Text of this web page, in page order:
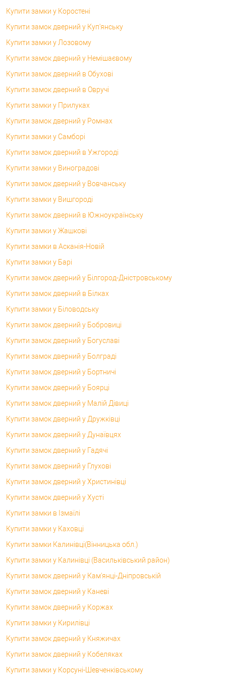
Купити замки у Коростені
Купити замок дверний у Куп'янську
Купити замки у Лозовому
Купити замок дверний у Немішаєвому
Купити замок дверний в Обухові
Купити замок дверний в Овручі
Купити замки у Прилуках
Купити замок дверний у Ромнах
Купити замки у Самборі
Купити замок дверний в Ужгороді
Купити замки у Виноградові
Купити замок дверний у Вовчанську
Купити замки у Вишгороді
Купити замок дверний в Южноукраїнську
Купити замки у Жашкові
Купити замки в Асканія-Новій
Купити замки у Барі
Купити замок дверний у Білгород-Дністровському
Купити замок дверний в Білках
Купити замки у Біловодську
Купити замок дверний у Бобровиці
Купити замок дверний у Богуславі
Купити замок дверний у Болграді
Купити замок дверний у Бортничі
Купити замок дверний у Боярці
Купити замок дверний у Малій Дівиці
Купити замок дверний у Дружківці
Купити замок дверний у Дунаївцях
Купити замок дверний у Гадячі
Купити замок дверний у Глухові
Купити замок дверний у Христинівці
Купити замок дверний у Хусті
Купити замки в Ізмаїлі
Купити замки у Каховці
Купити замки Калинівці(Вінницька обл.)
Купити замки у Калинівці (Васильківський район)
Купити замок дверний у Кам'янці-Дніпровській
Купити замок дверний у Каневі
Купити замок дверний у Коржах
Купити замки у Кирилівці
Купити замок дверний у Княжичах
Купити замок дверний у Кобеляках
Купити замки у Корсунi-Шевченківському